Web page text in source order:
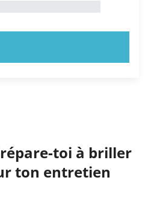
toi à briller
ton entretien